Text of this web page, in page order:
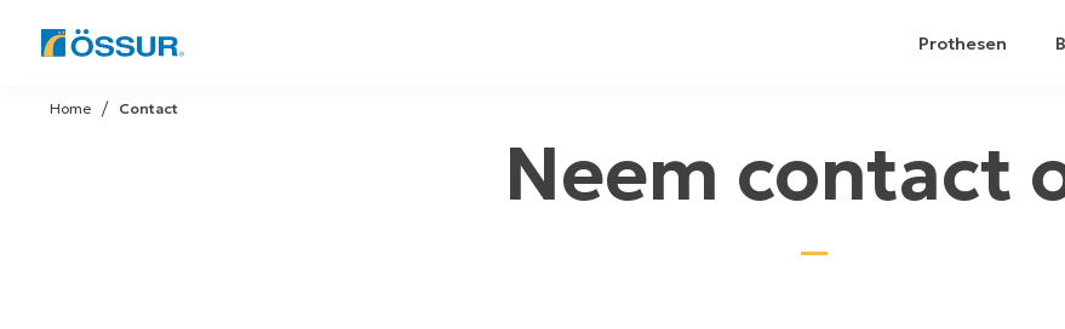
Skip
to
Prothesen
Contact
Home
Neem contact